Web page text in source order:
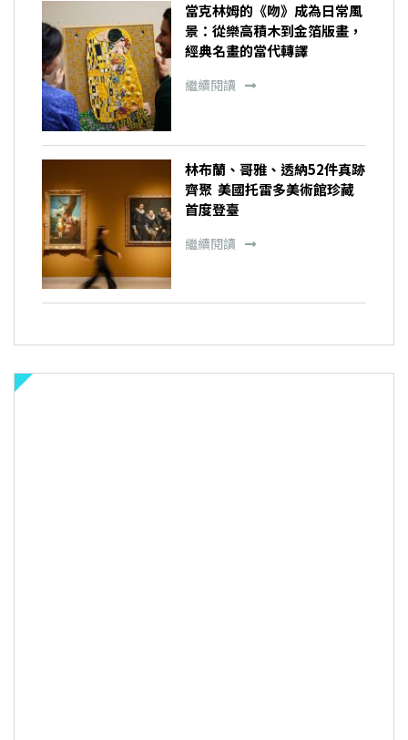
當克林姆的《吻》成為日常風
景：從樂高積木到金箔版畫，
經典名畫的當代轉譯
繼續閱讀
林布蘭、哥雅、透納52件真跡
齊聚 美國托雷多美術館珍藏
首度登臺
繼續閱讀